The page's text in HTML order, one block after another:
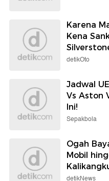
Karena
Kena
detikOto
Jadwal
Vs Aston
Ini!
Sepakbola
Ogah
Mobil
detikNews